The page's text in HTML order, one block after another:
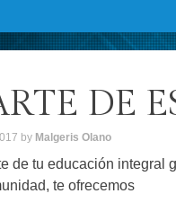
DE
by Malgeris Olano
de tu educación integral
te ofrecemos